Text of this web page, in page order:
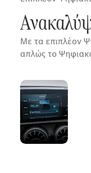
Με τα επιπλέον
απλώς το
In-
Car
Office